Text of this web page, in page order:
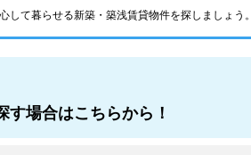
して暮らせる新築・築浅賃貸物件を探しましょう。
す場合はこちらから！